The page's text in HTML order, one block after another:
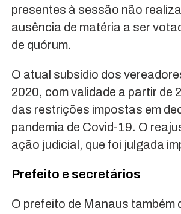
presentes à sessão não
ausência de matéria a ser
de quórum.
O atual subsídio dos
2020, com validade a partir de
das restrições impostas em
pandemia de Covid-19. O
ação judicial, que foi julgada
Prefeito e secretários
O prefeito de Manaus também